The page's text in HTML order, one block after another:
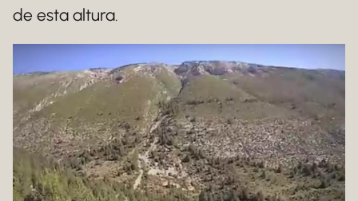
de esta altura.